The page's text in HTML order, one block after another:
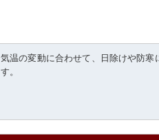
気温の変動に合わせて、日除けや防寒
す。